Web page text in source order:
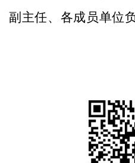
副主任、各成员单位